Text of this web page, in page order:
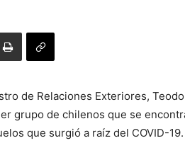
de Relaciones Exteriores,
grupo de chilenos que se
que surgió a raíz del COVID-19.